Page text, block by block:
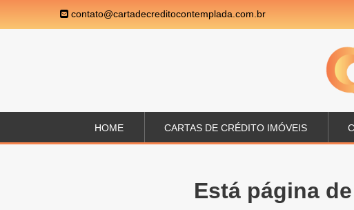
contato@cartadecreditocontemplada.com.br
HOME CARTAS DE CRÉDITO IMÓVEIS
Está página